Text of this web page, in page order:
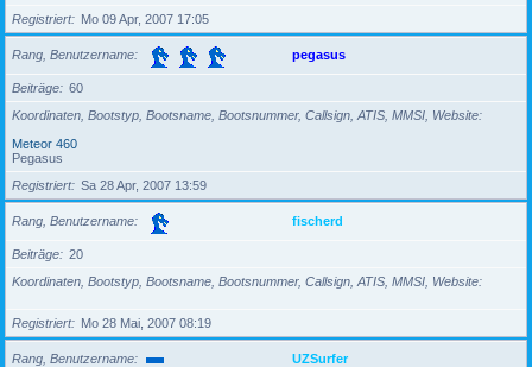
Registriert Mo 09 Apr, 2007 17:05
Rang, Benutzername pegasus
Beiträge
60
Koordinaten, Bootstyp, Bootsname, Bootsnummer, Callsign, ATIS, MMSI, Website
Meteor 460
Pegasus
Registriert
Sa 28 Apr, 2007 13:59
Rang, Benutzername fischerd
Beiträge
20
Koordinaten, Bootstyp, Bootsname, Bootsnummer, Callsign, ATIS, MMSI, Website
Registriert Mo 28 Mai, 2007 08:19
Rang, Benutzername UZSurfer